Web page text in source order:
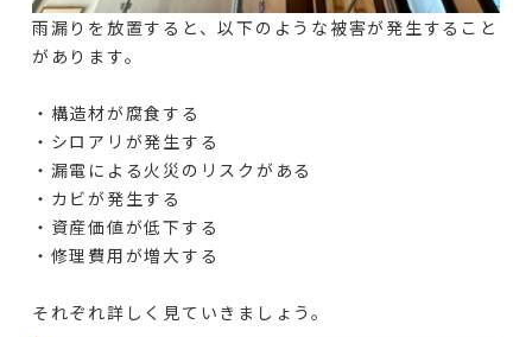
雨漏りを放置すると、以下のような被害が発生すること
があります。
・構造材が腐食する
・シロアリが発生する
・漏電による火災のリスクがある
・カビが発生する
・資産価値が低下する
・修理費用が増大する
それぞれ詳しく見ていきましょう。